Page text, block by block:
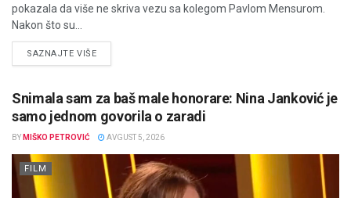
pokazala da više ne skriva vezu sa kolegom Pavlom Mensurom.
Nakon što su...
SAZNAJTE VIŠEDETAILS
Snimala sam za baš male honorare: Nina Janković je
samo jednom govorila o zaradi
BY MIŠKO PETROVIĆ AVGUST 5, 2026
FILM